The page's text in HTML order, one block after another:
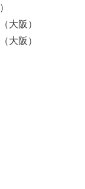
大阪）
大阪）